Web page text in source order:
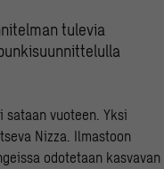
tulevia
vuoteen. Yksi
Nizza. Ilmastoon
odotetaan kasvavan